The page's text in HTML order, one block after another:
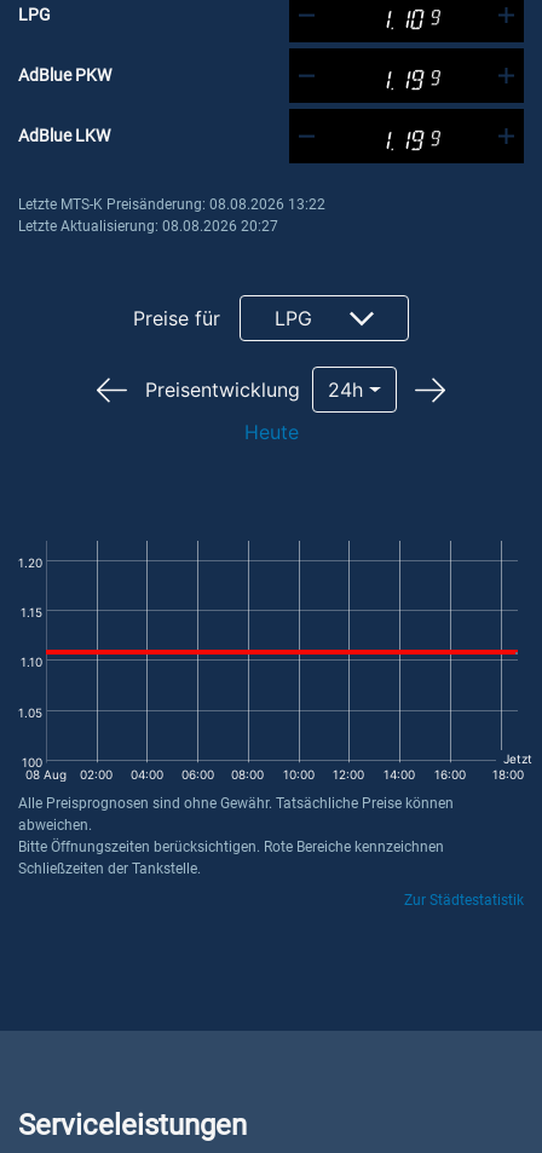
LPG 1.10 9
AdBlue PKW 1.19 9
AdBlue LKW 1.19 9
Letzte MTS-K Preisänderung: 08.08.2026 13:22
Letzte Aktualisierung: 08.08.2026 20:27
Preise für LPG
Preisentwicklung
24h
Heute
100
1.05
1.10
1.15
1.20
08 Aug 02:00 04:00 06:00 08:00 10:00 12:00 14:00 16:00 18:00
Jetzt
Alle Preisprognosen sind ohne Gewähr. Tatsächliche Preise können
abweichen.
Bitte Öffnungszeiten berücksichtigen. Rote Bereiche kennzeichnen
Schließzeiten der Tankstelle.
Zur Städtestatistik
Serviceleistungen